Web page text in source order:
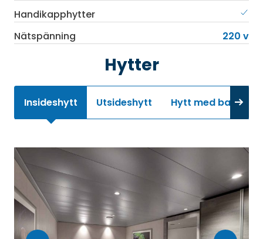
Handikapphytter
Nätspänning
220 v
Hytter
Insideshytt Utsideshytt Hytt med balkong